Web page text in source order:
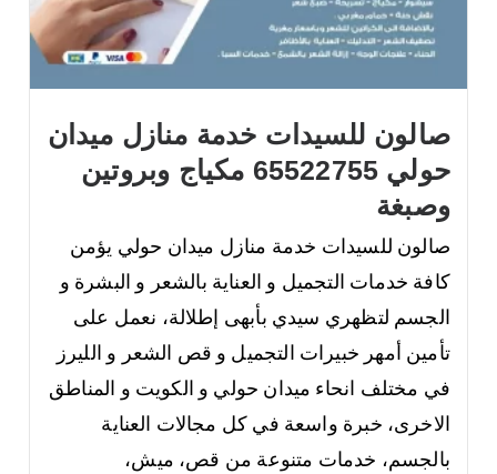
صالون للسيدات خدمة منازل ميدان
حولي 65522755 مكياج وبروتين
وصبغة
صالون للسيدات خدمة منازل ميدان حولي يؤمن
كافة خدمات التجميل و العناية بالشعر و البشرة و
الجسم لتظهري سيدي بأبهى إطلالة، نعمل على
تأمين أمهر خبيرات التجميل و قص الشعر و الليرز
في مختلف انحاء ميدان حولي و الكويت و المناطق
الاخرى، خبرة واسعة في كل مجالات العناية
بالجسم، خدمات متنوعة من قص، ميش،